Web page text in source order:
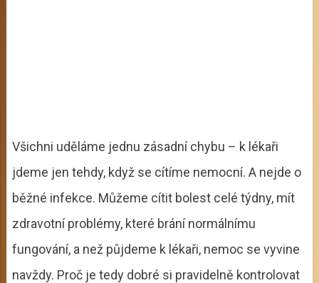
Všichni uděláme jednu zásadní chybu – k lékaři
jdeme jen tehdy, když se cítíme nemocní. A nejde o
běžné infekce. Můžeme cítit bolest celé týdny, mít
zdravotní problémy, které brání normálnímu
fungování, a než půjdeme k lékaři, nemoc se vyvine
navždy. Proč je tedy dobré si pravidelně kontrolovat